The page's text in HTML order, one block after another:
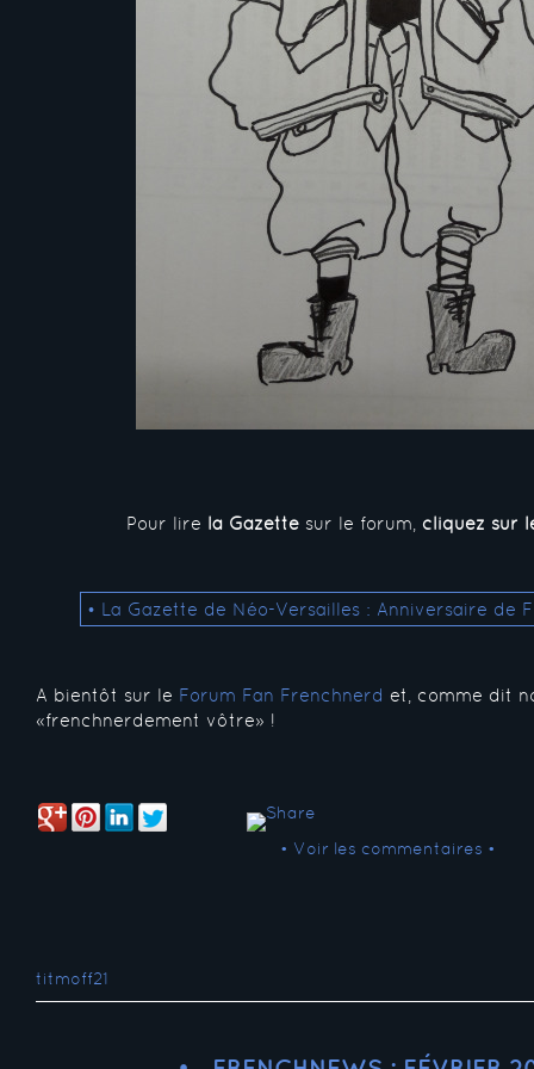
Pour lire la Gazettesur le forum, cliquez sur
• La Gazette de Néo-Versailles : Anniversaire de
A bientôt sur le Forum Fan Frenchnerd et, comme dit
«frenchnerdement vôtre» !
• Voir les commentaires •
titmoff21